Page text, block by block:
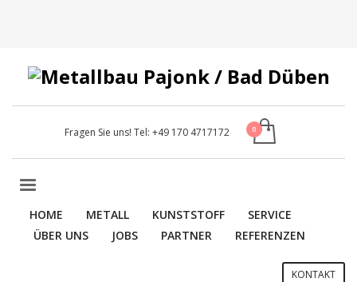
Fragen Sie uns! Tel: +49 170 4717172
HOME METALL KUNSTSTOFF
SERVICE
ÜBER UNS
JOBS PARTNER REFERENZEN
KONTAKT